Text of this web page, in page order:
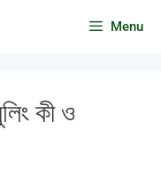
Menu
কী ও